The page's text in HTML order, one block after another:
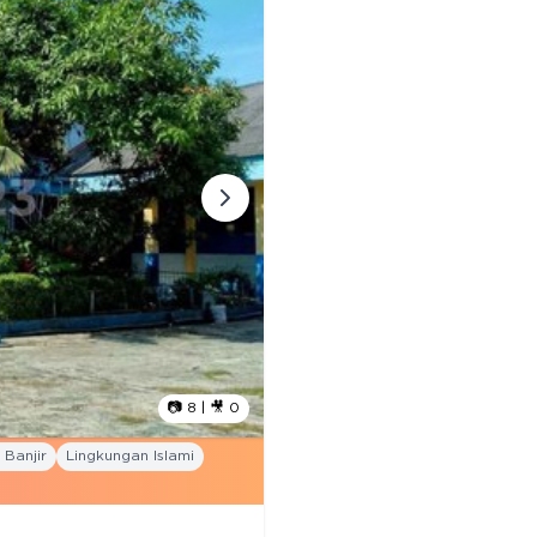
📷 8 | 🎥 0
Banjir Lingkungan Islami